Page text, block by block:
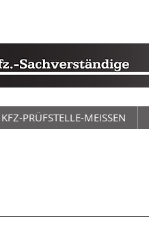
KFZ-PRÜFSTELLE-MEISSEN